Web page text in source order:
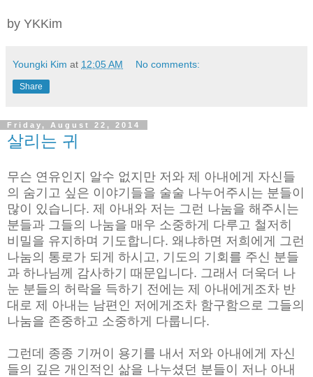
by YKKim
Youngki Kim at 12:05 AM No comments:
Share
Friday, August 22, 2014
살리는 귀
무슨 연유인지 알수 없지만 저와 제 아내에게 자신들
의 숨기고 싶은 이야기들을 술술 나누어주시는 분들이
많이 있습니다. 제 아내와 저는 그런 나눔을 해주시는
분들과 그들의 나눔을 매우 소중하게 다루고 철저히
비밀을 유지하며 기도합니다. 왜냐하면 저희에게 그런
나눔의 통로가 되게 하시고, 기도의 기회를 주신 분들
과 하나님께 감사하기 때문입니다. 그래서 더욱더 나
눈 분들의 허락을 득하기 전에는 제 아내에게조차 반
대로 제 아내는 남편인 저에게조차 함구함으로 그들의
나눔을 존중하고 소중하게 다룹니다.
그런데 종종 기꺼이 용기를 내서 저와 아내에게 자신
들의 깊은 개인적인 삶을 나누셨던 분들이 저나 아내